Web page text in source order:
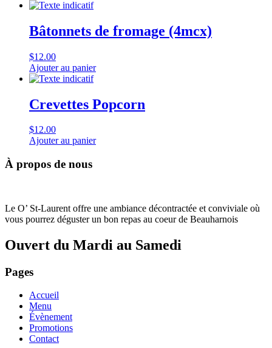
Bâtonnets de fromage (4mcx)
$12.00
Ajouter au panier
Crevettes Popcorn
$12.00
Ajouter au panier
À propos de nous
Le O’ St-Laurent offre une ambiance décontractée et conviviale où
vous pourrez déguster un bon repas au coeur de Beauharnois
Ouvert du Mardi au Samedi
Pages
Accueil
Menu
Évènement
Promotions
Contact